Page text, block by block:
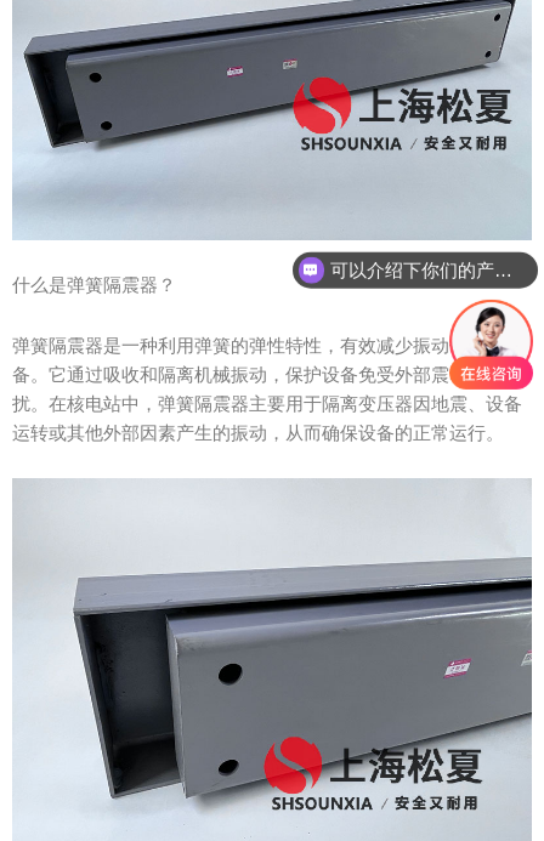
什么是弹簧隔震器？
弹簧隔震器是一种利用弹簧的弹性特性，有效减少振动传递的设
备。它通过吸收和隔离机械振动，保护设备免受外部震动的干
扰。在核电站中，弹簧隔震器主要用于隔离变压器因地震、设备
运转或其他外部因素产生的振动，从而确保设备的正常运行。
可以介绍下你们的产品么？